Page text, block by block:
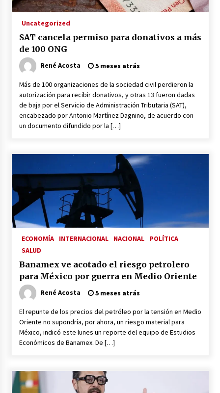
Uncategorized
SAT cancela permiso para donativos a más
de 100 ONG
René Acosta 5 meses atrás
Más de 100 organizaciones de la sociedad civil perdieron la
autorización para recibir donativos, y otras 13 fueron dadas
de baja por el Servicio de Administración Tributaria (SAT),
encabezado por Antonio Martínez Dagnino, de acuerdo con
un documento difundido por la […]
ECONOMÍA INTERNACIONAL NACIONAL
POLÍTICA
SALUD
Banamex ve acotado el riesgo petrolero
para México por guerra en Medio Oriente
René Acosta 5 meses atrás
El repunte de los precios del petróleo por la tensión en Medio
Oriente no supondría, por ahora, un riesgo material para
México, indicó este lunes un reporte del equipo de Estudios
Económicos de Banamex. De […]